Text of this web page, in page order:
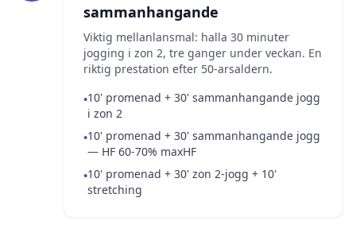
sammanhangande
Viktig mellanlansmal: halla 30 minuter
jogging i zon 2, tre ganger under veckan. En
riktig prestation efter 50-arsaldern.
•10' promenad + 30' sammanhangande jogg
i zon 2
•10' promenad + 30' sammanhangande jogg
— HF 60-70% maxHF
•10' promenad + 30' zon 2-jogg + 10'
stretching